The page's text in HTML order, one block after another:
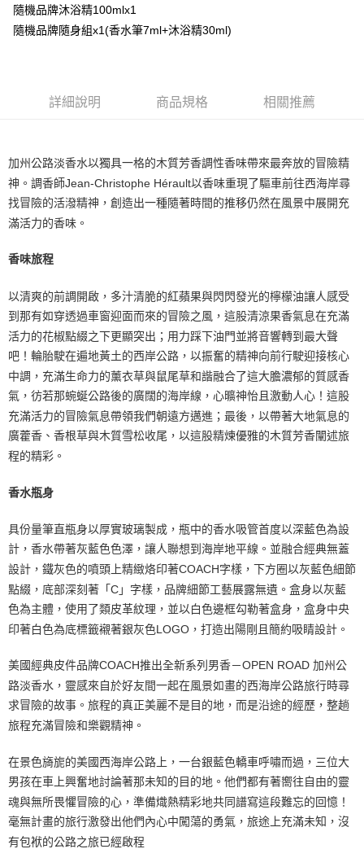
每筆NT$80，滿NT$1,000(含以上)免運費
隨機品牌沐浴精100mlx1
隨機品牌隨身組x1(香水筆7ml+沐浴精30ml)
詳細說明 商品規格 相關推薦
加州公路淡香水以獨具一格的木質芳香調性香味帶來最奔放的冒險精
神。調香師Jean-Christophe Hérault以香味重現了驅車前往西海岸尋
找冒險的活潑精神，創造出一種隨著時間的推移仍然在風景中展開充
滿活力的香味。
香味旅程
以清爽的前調開啟，多汁清脆的紅蘋果與閃閃發光的檸檬油讓人感受
到那有如穿透過車窗迎面而來的冒險之風，這股清涼果香氣息在充滿
活力的花椒點綴之下更顯突出；用力踩下油門並將音響轉到最大聲
吧！輪胎駛在遍地黃土的西岸公路，以振奮的精神向前行駛迎接核心
中調，充滿生命力的薰衣草與鼠尾草和諧融合了這大膽濃郁的質感香
氣，彷若那蜿蜒公路後的廣闊的海岸線，心曠神怡且激動人心！這股
充滿活力的冒險氣息帶領我們朝遠方邁進；最後，以帶著大地氣息的
廣藿香、香根草與木質雪松收尾，以這股精煉優雅的木質芳香闡述旅
程的精彩。
香水瓶身
具份量筆直瓶身以厚實玻璃製成，瓶中的香水吸管首度以深藍色為設
計，香水帶著灰藍色色澤，讓人聯想到海岸地平線。並融合經典無蓋
設計，鐵灰色的噴頭上精緻烙印著COACH字樣，下方圈以灰藍色細節
點綴，底部深刻著「C」字樣，品牌細節工藝展露無遺。盒身以灰藍
色為主體，使用了類皮革紋理，並以白色邊框勾勒著盒身，盒身中央
印著白色為底標籤襯著銀灰色LOGO，打造出陽剛且簡約吸睛設計。
美國經典皮件品牌COACH推出全新系列男香－OPEN ROAD 加州公
路淡香水，靈感來自於好友間一起在風景如畫的西海岸公路旅行時尋
求冒險的故事。旅程的真正美麗不是目的地，而是沿途的經歷，整趟
旅程充滿冒險和樂觀精神。
在景色旖旎的美國西海岸公路上，一台銀藍色轎車呼嘯而過，三位大
男孩在車上興奮地討論著那未知的目的地。他們都有著嚮往自由的靈
魂與無所畏懼冒險的心，準備熾熱精彩地共同譜寫這段難忘的回憶！
毫無計畫的旅行激發出他們內心中闖蕩的勇氣，旅途上充滿未知，沒
有包袱的公路之旅已經啟程